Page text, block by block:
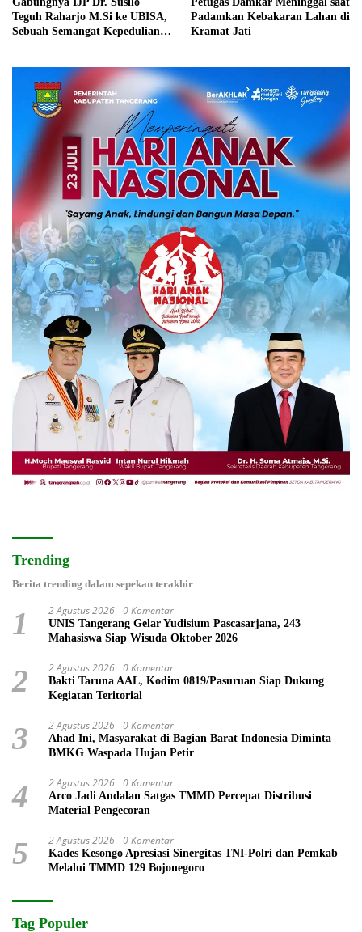
Teguh Raharjo M.Si ke UBISA,
Sebuah Semangat Kepedulian
Padamkan Kebakaran Lahan di
Kramat Jati
Trending
Berita trending dalam sepekan terakhir
1 2 Agustus 2026 0 Komentar
UNIS Tangerang Gelar Yudisium Pascasarjana, 243
Mahasiswa Siap Wisuda Oktober 2026
2 2 Agustus 2026 0 Komentar
Bakti Taruna AAL, Kodim 0819/Pasuruan Siap Dukung
Kegiatan Teritorial
3 2 Agustus 2026 0 Komentar
Ahad Ini, Masyarakat di Bagian Barat Indonesia Diminta
BMKG Waspada Hujan Petir
4 2 Agustus 2026 0 Komentar
Arco Jadi Andalan Satgas TMMD Percepat Distribusi
Material Pengecoran
5 2 Agustus 2026 0 Komentar
Kades Kesongo Apresiasi Sinergitas TNI-Polri dan Pemkab
Melalui TMMD 129 Bojonegoro
Tag Populer